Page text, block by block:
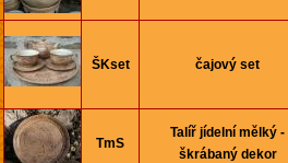
ŠKset čajový set
TmS
Talíř jí­delní­ mělký -
škrábaný dekor